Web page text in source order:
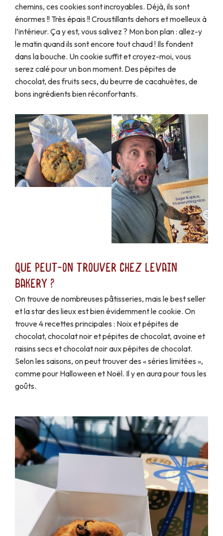
chemins, ces cookies sont incroyables. Déjà, ils sont
énormes !! Très épais !! Croustillants dehors et moelleux à
l’intérieur. Ça y est, vous salivez ? Mon bon plan : allez-y
le matin quand ils sont encore tout chaud ! Ils fondent
dans la bouche. Un cookie suffit et croyez-moi, vous
serez calé pour un bon moment. Des pépites de
chocolat, des fruits secs, du beurre de cacahuètes, de
bons ingrédients bien réconfortants.
Que peut-on trouver chez Levain
Bakery ?
On trouve de nombreuses pâtisseries, mais le best seller
et la star des lieux est bien évidemment le cookie. On
trouve 4 recettes principales : Noix et pépites de
chocolat, chocolat noir et pépites de chocolat, avoine et
raisins secs et chocolat noir aux pépites de chocolat.
Selon les saisons, on peut trouver des « séries limitées »,
comme pour Halloween et Noël. Il y en aura pour tous les
goûts.